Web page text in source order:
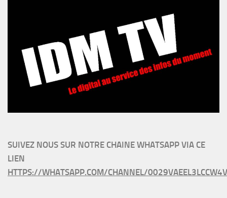
SUIVEZ NOUS SUR NOTRE CHAINE WHATSAPP VIA CE
LIEN
HTTPS://WHATSAPP.COM/CHANNEL/